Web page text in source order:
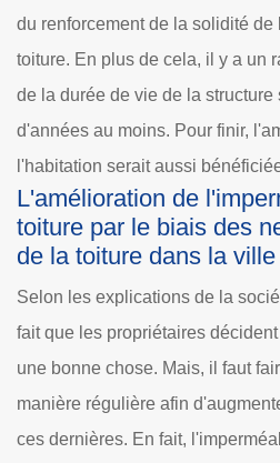
du renforcement de la solidité de
toiture. En plus de cela, il y a un
de la durée de vie de la
d'années au moins. Pour finir,
l'habitation serait aussi
L'amélioration de
toiture par le biais des
de la toiture dans la
Selon les explications de la
fait que les propriétaires
une bonne chose. Mais, il faut
manière régulière afin
ces dernières. En fait,